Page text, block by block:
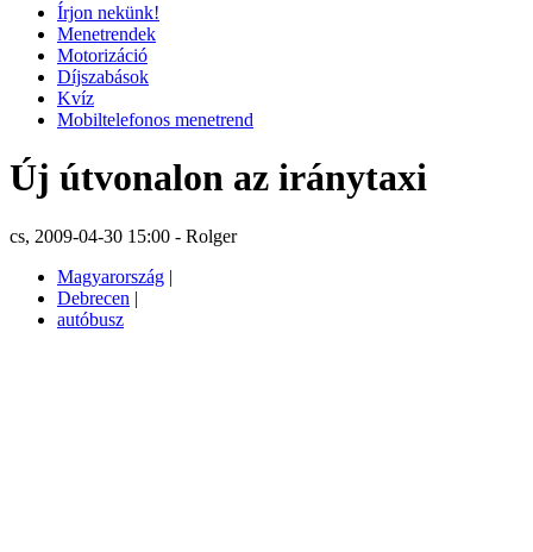
Írjon nekünk!
Menetrendek
Motorizáció
Díjszabások
Kvíz
Mobiltelefonos menetrend
Új útvonalon az iránytaxi
cs, 2009-04-30 15:00 - Rolger
Magyarország |
Debrecen |
autóbusz